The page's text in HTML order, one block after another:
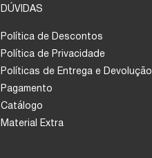
DÚVIDAS
Política de Descontos
Política de Privacidade
Políticas de Entrega e Devolução
Pagamento
Catálogo
Material Extra